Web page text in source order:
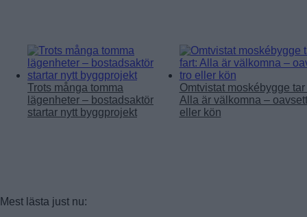
Trots många tomma
lägenheter – bostadsaktör
startar nytt byggprojekt
Omtvistat moskébygge tar
Alla är välkomna –
eller kön
Mest lästa just nu: